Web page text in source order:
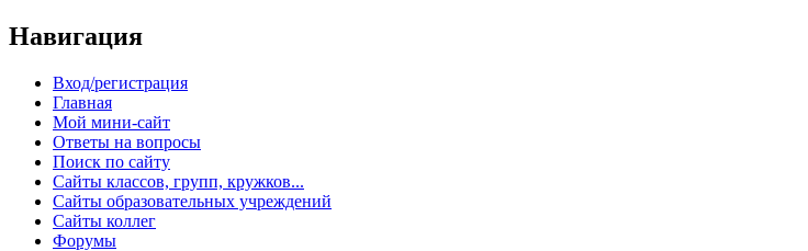
Навигация
Вход/регистрация
Главная
Мой мини-сайт
Ответы на вопросы
Поиск по сайту
Сайты классов, групп, кружков...
Сайты образовательных учреждений
Сайты коллег
Форумы